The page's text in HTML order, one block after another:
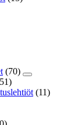
(70)
(11)